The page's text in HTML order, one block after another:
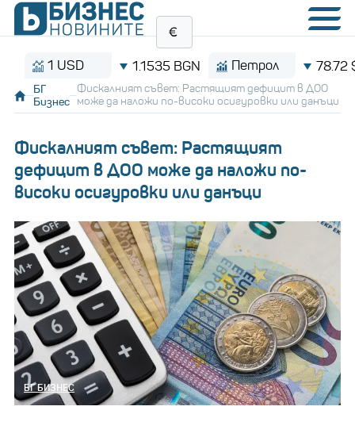
1 USD 1.1535 BGN Петрол 78.72 $/
БГ
Бизнес
Фискалният съвет: Растящият дефицит в ДОО
може да наложи по-високи осигуровки или данъци
Фискалният съвет: Растящият
дефицит в ДОО може да наложи по-
високи осигуровки или данъци
БГ БИЗНЕС